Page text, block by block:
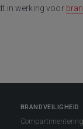
in werking voor
BRANDVEILIGHEID
Compartimentering